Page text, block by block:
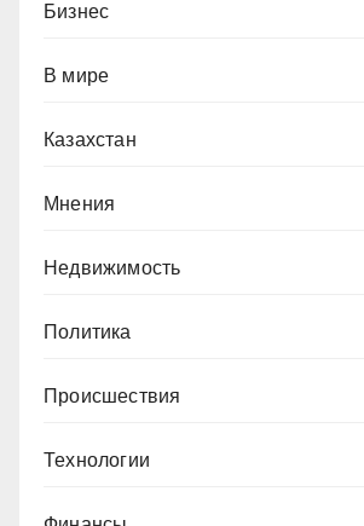
Бизнес
В мире
Казахстан
Мнения
Недвижимость
Политика
Происшествия
Технологии